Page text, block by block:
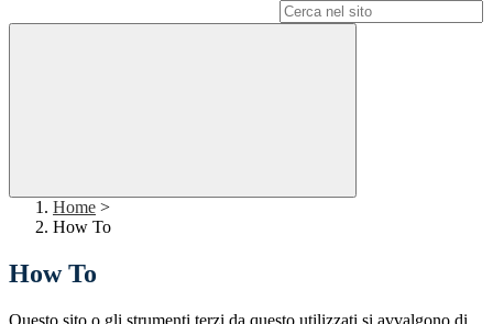
Home >
How To
How To